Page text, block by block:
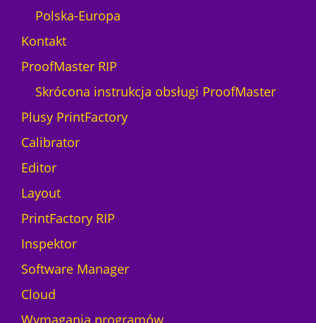
Polska-Europa
Kontakt
ProofMaster RIP
Skrócona instrukcja obsługi ProofMaster
Plusy PrintFactory
Calibrator
Editor
Layout
PrintFactory RIP
Inspektor
Software Manager
Cloud
Wymagania programów